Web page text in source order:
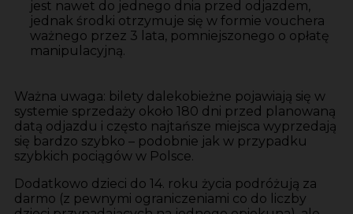
jest nawet do jednego dnia przed odjazdem,
jednak środki otrzymuje się w formie vouchera
ważnego przez 3 lata, pomniejszonego o opłatę
manipulacyjną.
Ważna uwaga: bilety dalekobieżne pojawiają się w
systemie sprzedaży około 180 dni przed planowaną
datą odjazdu i często najtańsze miejsca wyprzedają
się bardzo szybko – podobnie jak w przypadku
szybkich pociągów w Polsce.
Dodatkowo dzieci do 14. roku życia podróżują za
darmo (z pewnymi ograniczeniami co do liczby